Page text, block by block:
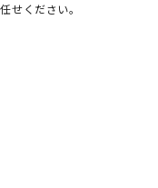
せください。